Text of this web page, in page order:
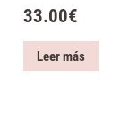
33.00€
Leer más